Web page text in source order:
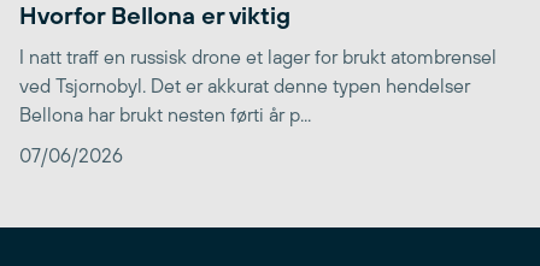
Hvorfor Bellona er viktig
I natt traff en russisk drone et lager for brukt atombrensel
ved Tsjornobyl. Det er akkurat denne typen hendelser
Bellona har brukt nesten førti år p...
07/06/2026